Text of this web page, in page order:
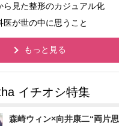
ら見た整形のカジュアル化
医が世の中に思うこと
もっと見る
森崎ウィン×向井康二“両片思